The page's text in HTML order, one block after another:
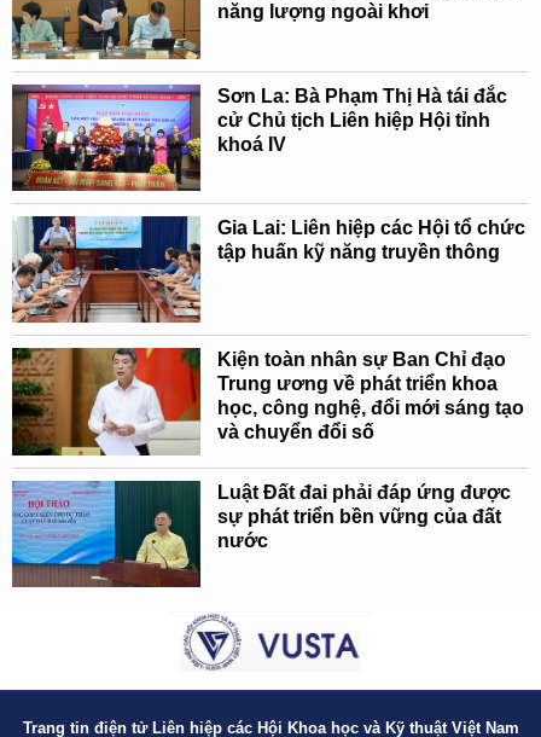
năng lượng ngoài khơi
Sơn La: Bà Phạm Thị Hà tái đắc
cử Chủ tịch Liên hiệp Hội tỉnh
khoá IV
Gia Lai: Liên hiệp các Hội tổ chức
tập huấn kỹ năng truyền thông
Kiện toàn nhân sự Ban Chỉ đạo
Trung ương về phát triển khoa
học, công nghệ, đổi mới sáng tạo
và chuyển đổi số
Luật Đất đai phải đáp ứng được
sự phát triển bền vững của đất
nước
Trang tin điện tử Liên hiệp các Hội Khoa học và Kỹ thuật Việt Nam